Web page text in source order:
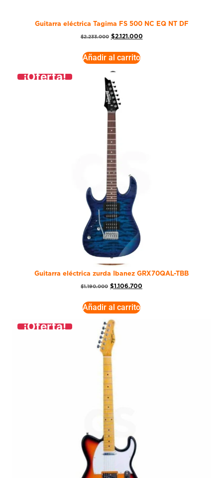
Guitarra eléctrica Tagima FS 500 NC EQ NT DF
$2.233.000 $2.121.000
Añadir al carrito
¡Oferta!
Guitarra eléctrica zurda Ibanez GRX70QAL-TBB
$1.190.000 $1.106.700
Añadir al carrito
¡Oferta!